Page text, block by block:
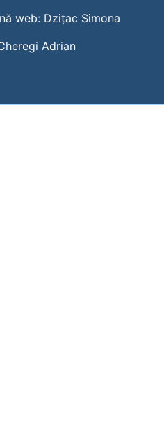
web: Dzițac Simona
Adrian